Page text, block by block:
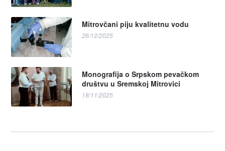
Mitrovčani piju kvalitetnu vodu
26/12/2025
Monografija o Srpskom pevačkom
društvu u Sremskoj Mitrovici
18/11/2025